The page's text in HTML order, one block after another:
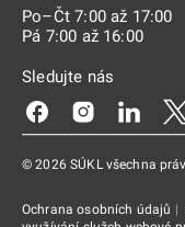
Po–Čt 7:00 až 17:00
Pá 7:00 až 16:00
Sledujte nás
Odkaz seOdkaz se
© 2026 SÚKL všechna
Ochrana osobních údajů |